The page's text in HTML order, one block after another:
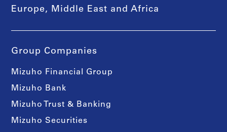
Europe, Middle East and Africa
Group Companies
Mizuho Financial Group
Mizuho Bank
Mizuho Trust & Banking
Mizuho Securities